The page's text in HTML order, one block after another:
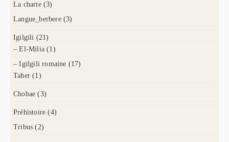
La charte (3)
Langue_berbere (3)
Igilgili (21)
– El-Milia (1)
– Igilgili romaine (17)
Taher (1)
Chobae (3)
Préhistoire (4)
Tribus (2)